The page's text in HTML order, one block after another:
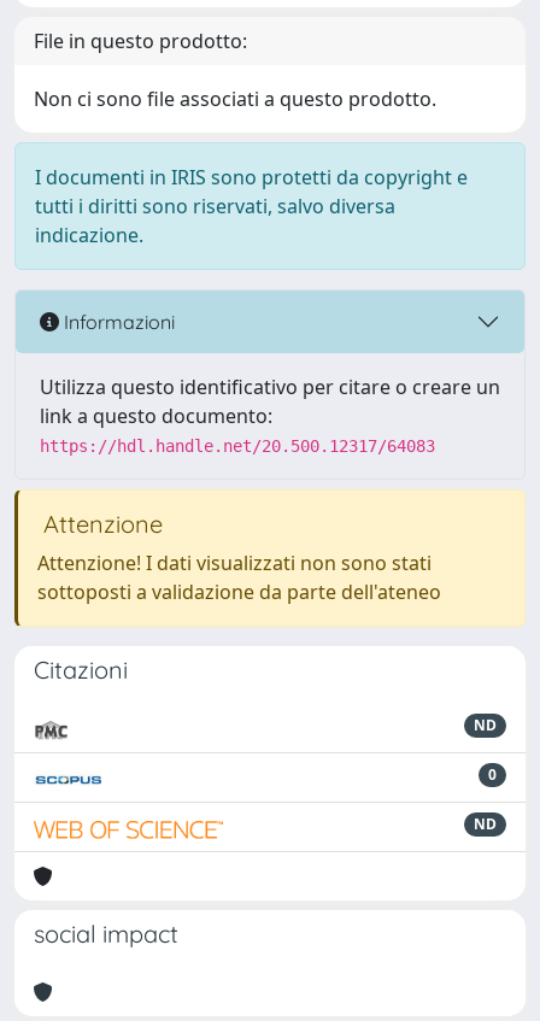
File in questo prodotto:
Non ci sono file associati a questo prodotto.
I documenti in IRIS sono protetti da copyright e
tutti i diritti sono riservati, salvo diversa
indicazione.
Informazioni
Utilizza questo identificativo per citare o creare un
link a questo documento:
https://hdl.handle.net/20.500.12317/64083
Attenzione
Attenzione! I dati visualizzati non sono stati
sottoposti a validazione da parte dell'ateneo
Citazioni
ND
0
ND
social impact